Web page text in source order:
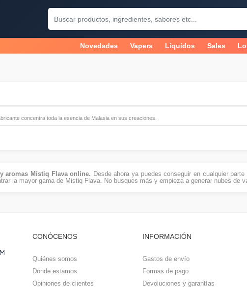
Novedades Vapers Líquidos Sales
concentra toda la esencia de Malasia en sus creaciones.
aromas Mistiq Flava online. Desde ahora ya puedes conseguir en cualquier
la mayor gama de Mistiq Flava. No busques más y empieza a generar nubes de
CONÓCENOS
Quiénes somos
Dónde estamos
Opiniones de clientes
INFORMACIÓN
Gastos de envío
Formas de pago
Devoluciones y garantías